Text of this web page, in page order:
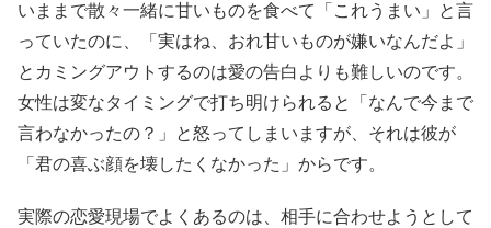
いままで散々一緒に甘いものを食べて「これうまい」と言
っていたのに、「実はね、おれ甘いものが嫌いなんだよ」
とカミングアウトするのは愛の告白よりも難しいのです。
女性は変なタイミングで打ち明けられると「なんで今まで
言わなかったの？」と怒ってしまいますが、それは彼が
「君の喜ぶ顔を壊したくなかった」からです。
実際の恋愛現場でよくあるのは、相手に合わせようとして